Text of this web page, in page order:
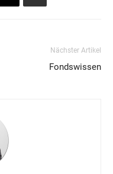
Nächster Artikel
Fondswissen